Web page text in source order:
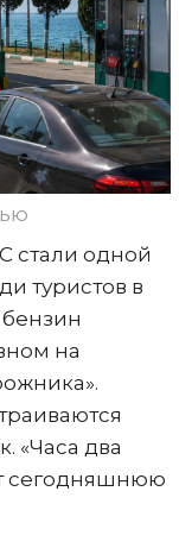
стали одной
туристов в
на
«Часа два
сегодняшнюю